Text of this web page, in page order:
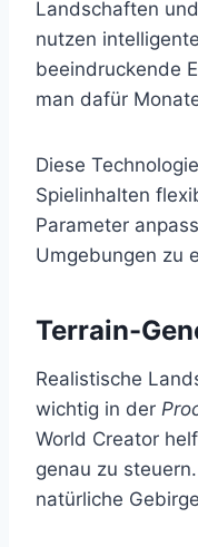
Landschaften
nutzen
beeindruckende
man dafür
Diese
Spielinhalten
Parameter
Umgebungen zu
Terrain-
Realistische
wichtig in der
World Creator
genau zu
natürliche